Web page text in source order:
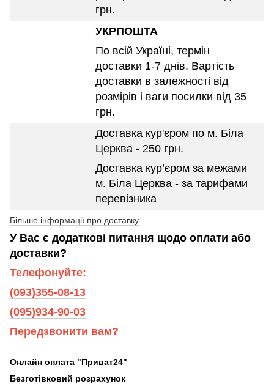
грн.
УКРПОШТА
По всій Україні, термін
доставки 1-7 днів. Вартість
доставки в залежності від
розмірів і ваги посилки від 35
грн.
Доставка кур'єром по м. Біла
Церква - 250 грн.
Доставка кур’єром за межами
м. Біла Церква - за тарифами
перевізника
Більше інформації про доставку
У Вас є додаткові питання щодо оплати або
доставки?
Телефонуйте:
(093)355-08-13
(095)934-90-03
Передзвонити вам?
Онлайн оплата "Приват24"
Безготівковий розрахунок